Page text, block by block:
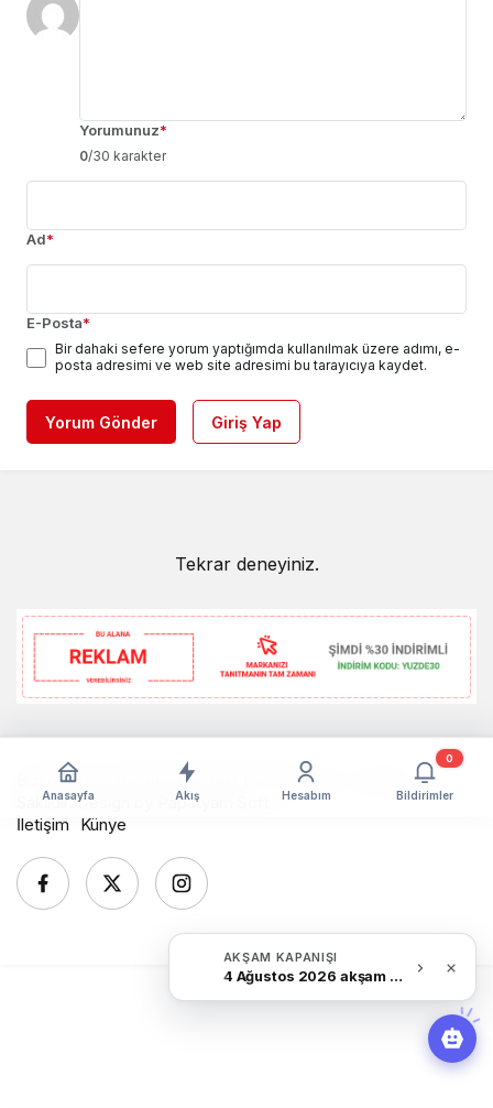
Yorumunuz*
0/30 karakter
Ad*
E-Posta*
Bir dahaki sefere yorum yaptığımda kullanılmak üzere adımı, e-
posta adresimi ve web site adresimi bu tarayıcıya kaydet.
Yorum Gönder Giriş Yap
Tekrar deneyiniz.
AKŞAM KAPANIŞI
4 Ağustos 2026 akşam Haber Bülteni
Anasayfa Akış Hesabım Bildirimler
0
Bizim Düzce Gazetesi © Telif Hakkı 2026, Tüm Hakları
Saklıdır. Design by
Papatyam Soft
İletişim
Künye